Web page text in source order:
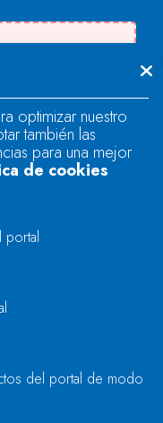
el campo
el campo
optimizar nuestro
también las
para una mejor
de cookies
portal
del portal de modo